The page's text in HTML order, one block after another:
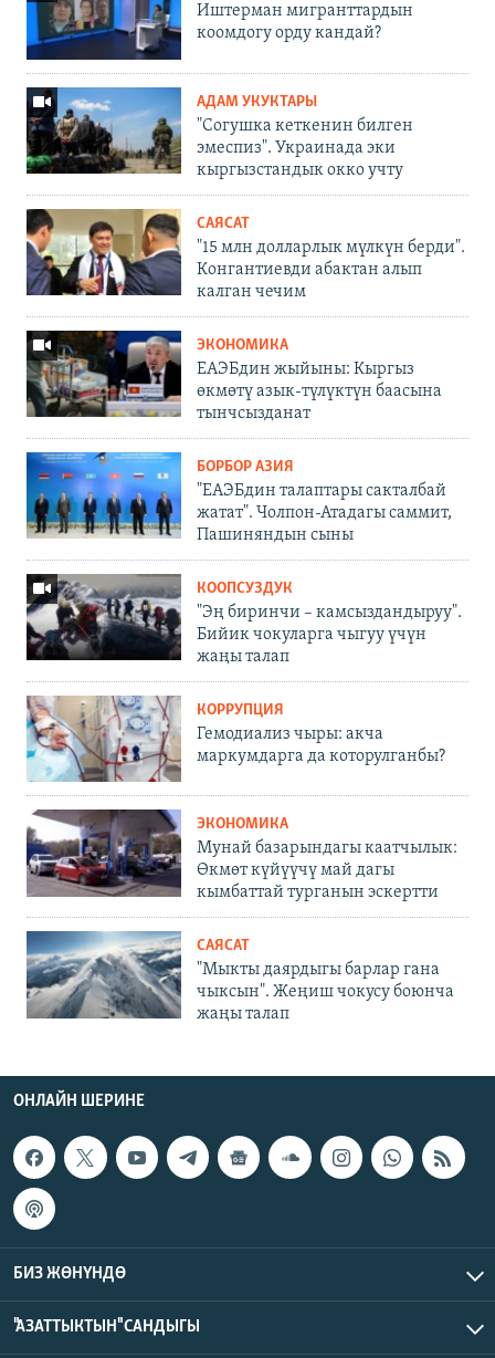
Иштерман мигранттардын
коомдогу орду кандай?
АДАМ УКУКТАРЫ
"Согушка кеткенин билген
эмеспиз". Украинада эки
кыргызстандык окко учту
САЯСАТ
"15 млн долларлык мүлкүн берди".
Конгантиевди абактан алып
калган чечим
ЭКОНОМИКА
ЕАЭБдин жыйыны: Кыргыз
өкмөтү азык-түлүктүн баасына
тынчсызданат
БОРБОР АЗИЯ
"ЕАЭБдин талаптары сакталбай
жатат". Чолпон-Атадагы саммит,
Пашиняндын сыны
КООПСУЗДУК
"Эң биринчи – камсыздандыруу".
Бийик чокуларга чыгуу үчүн
жаңы талап
КОРРУПЦИЯ
Гемодиализ чыры: акча
маркумдарга да которулганбы?
ЭКОНОМИКА
Мунай базарындагы каатчылык:
Өкмөт күйүүчү май дагы
кымбаттай турганын эскертти
САЯСАТ
"Мыкты даярдыгы барлар гана
чыксын". Жеңиш чокусу боюнча
жаңы талап
ОНЛАЙН ШЕРИНЕ
БИЗ ЖӨНҮНДӨ
"АЗАТТЫКТЫН" САНДЫГЫ